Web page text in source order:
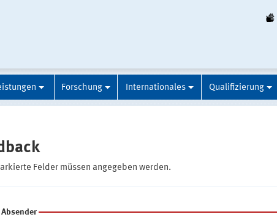
Forschung Internationales Qualifizierung
Felder müssen angegeben werden.
Absender